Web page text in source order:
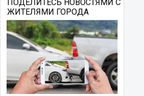
ПОДЕЛИТЕСЬ НОВОСТЯМИ С
ЖИТЕЛЯМИ ГОРОДА